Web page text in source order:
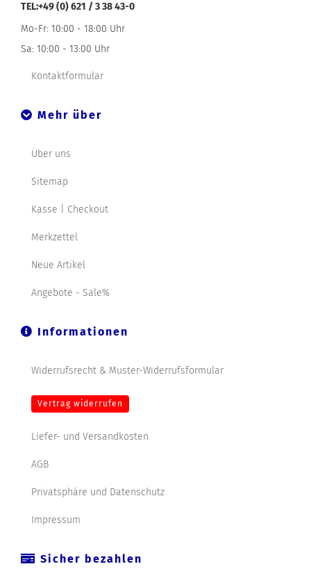
TEL:+49 (0) 621 / 3 38 43-0
Mo-Fr: 10:00 - 18:00 Uhr
Sa: 10:00 - 13:00 Uhr
Kontaktformular
Mehr über
Über uns
Sitemap
Kasse | Checkout
Merkzettel
Neue Artikel
Angebote - Sale%
Informationen
Widerrufsrecht & Muster-Widerrufsformular
Vertrag widerrufen
Liefer- und Versandkosten
AGB
Privatsphäre und Datenschutz
Impressum
Sicher bezahlen